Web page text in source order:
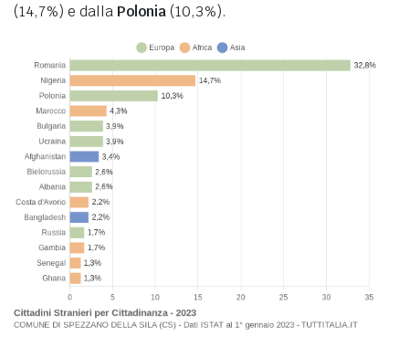
(14,7%) e dalla Polonia(10,3%).